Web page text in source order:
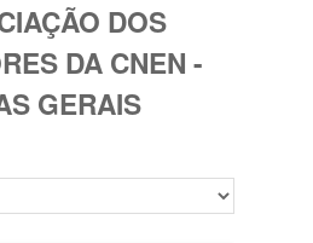
DOS
DA CNEN -
GERAIS